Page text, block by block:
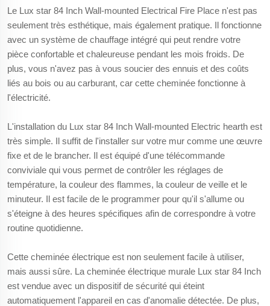
Le Lux star 84 Inch Wall-mounted Electrical Fire Place n'est pas
seulement très esthétique, mais également pratique. Il fonctionne
avec un système de chauffage intégré qui peut rendre votre
pièce confortable et chaleureuse pendant les mois froids. De
plus, vous n'avez pas à vous soucier des ennuis et des coûts
liés au bois ou au carburant, car cette cheminée fonctionne à
l'électricité.
L'installation du Lux star 84 Inch Wall-mounted Electric hearth est
très simple. Il suffit de l'installer sur votre mur comme une œuvre
fixe et de le brancher. Il est équipé d'une télécommande
conviviale qui vous permet de contrôler les réglages de
température, la couleur des flammes, la couleur de veille et le
minuteur. Il est facile de le programmer pour qu'il s'allume ou
s'éteigne à des heures spécifiques afin de correspondre à votre
routine quotidienne.
Cette cheminée électrique est non seulement facile à utiliser,
mais aussi sûre. La cheminée électrique murale Lux star 84 Inch
est vendue avec un dispositif de sécurité qui éteint
automatiquement l'appareil en cas d'anomalie détectée. De plus,